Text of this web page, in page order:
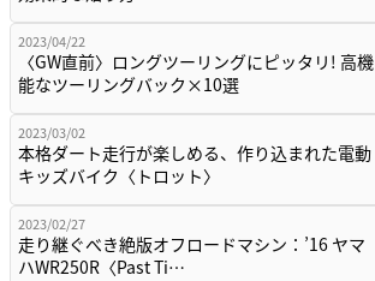
2023/04/22
〈GW直前〉ロングツーリングにピッタリ! 高機
能なツーリングバック×10選
2023/03/02
本格ダート走行が楽しめる、作り込まれた電動
キッズバイク〈トロット〉
2023/02/27
走り継ぐべき絶版オフロードマシン：’16 ヤマ
ハWR250R〈Past Ti…